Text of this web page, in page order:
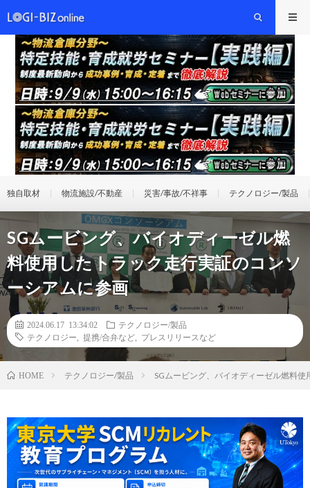
独自取材 物流施設/不動産 災害/事故/不祥事 テクノロジー/製品
SGムービング、バイオディーゼル燃
料使用したトラック走行実証のコンソ
ーシアムに参画
2024.06.17 13:34:02
テクノロジー/製品
テクノロジー
提携/合弁など プレスリリースなど
HOME テクノロジー/製品 SGムービング、バイオディーゼル燃料